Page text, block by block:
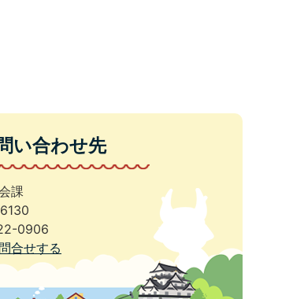
い合わせ先
課
0906
合せする